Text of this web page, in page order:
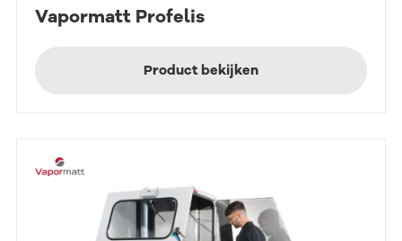
Vapormatt Profelis
Product bekijken